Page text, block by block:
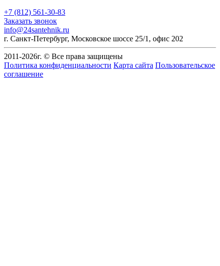
+7 (812) 561-30-83
Заказать звонок
info@24santehnik.ru
г. Санкт-Петербург, Московское шоссе 25/1, офис 202
2011-2026г. © Все права защищены
Политика конфиденциальности Карта сайта Пользовательское
соглашение